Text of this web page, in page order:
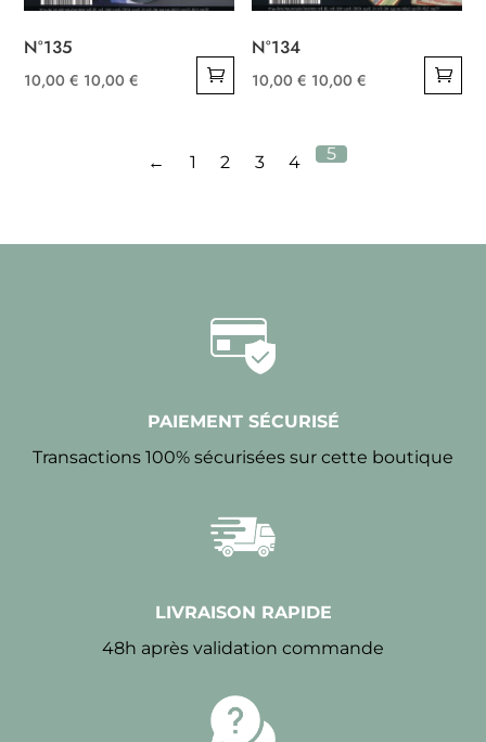
N°135
10,00€ 10,00€
N°134
10,00€ 10,00€
← 1 2 3 4 5
PAIEMENT SÉCURISÉ
Transactions 100% sécurisées sur cette boutique
LIVRAISON RAPIDE
48h après validation commande